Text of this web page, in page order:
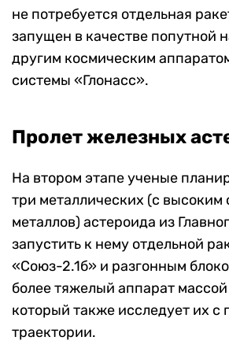
не потребуется отдельная
запущен в качестве попутной
другим космическим
системы «Глонасс».
Пролет железных
На втором этапе ученые
три металлических (с
металлов) астероида из
запустить к нему отдельной
«Союз-2.1б» и разгонным
более тяжелый аппарат
который также исследует их с
траектории.